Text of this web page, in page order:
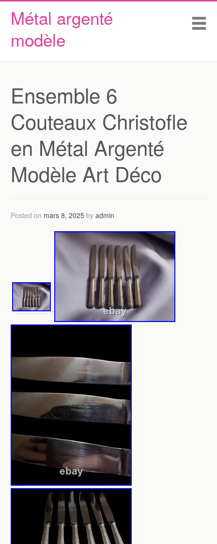
Métal argenté
modèle
Skip to content
Accueil
Conditions d’utilisation
Ensemble 6
Couteaux Christofle
en Métal Argenté
Modèle Art Déco
Posted on mars 8, 2025 byadmin